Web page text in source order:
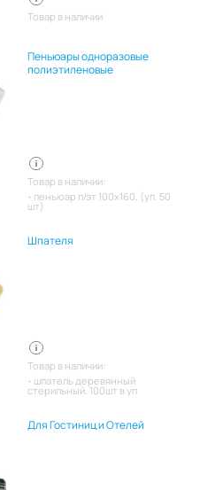
Товар в наличии
Пеньюары одноразовые
полиэтиленовые
Товар в наличии:
пеньюар п/эт 100х160, (уп. 50
шт)
Шпателя
Товар в наличии:
шпатель деревянный
стерильный. 100шт в уп
Для Гостиниц и Отелей